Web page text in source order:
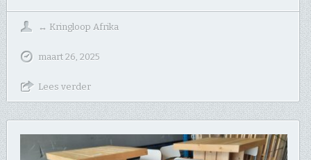
↔ Kringloop Afrika
maart 26, 2025
Lees verder